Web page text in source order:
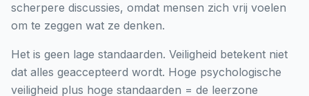
scherpere discussies, omdat mensen zich vrij voelen
om te zeggen wat ze denken.
Het is geen lage standaarden. Veiligheid betekent niet
dat alles geaccepteerd wordt. Hoge psychologische
veiligheid plus hoge standaarden = de leerzone